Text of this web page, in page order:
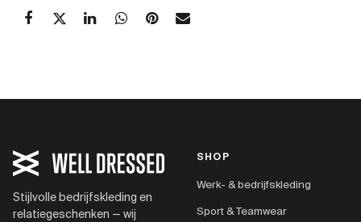
Stijlvolle bedrijfskleding en
relatiegeschenken — wij
SHOP
Werk- & bedrijfskleding
Sport & Teamwear